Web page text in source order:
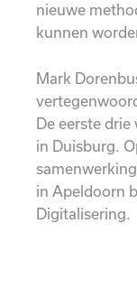
nieuwe
kunnen
Mark
De eerste
in Duisburg.
in Apeldoorn
Digitalisering.